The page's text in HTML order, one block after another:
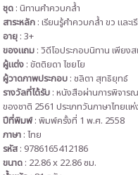
ชุด : นิทานคำควบกล้ำ
สาระหลัก : เรียนรู้คำควบกล้ำ ขว และ
อายุ : 3+
ของแถม : วิดีโอประกอบนิทาน เพียง
ผู้แต่ง : ขัตติยดา ไชยโย
ผู้วาดภาพประกอบ : ชลิตา สุทธิยุทธ์
รางวัลที่ได้รับ : หนังสือผ่านการพิจาร
ของชาติ 2561 ประเภทวันภาษาไทยแ
ปีที่พิมพ์: พิมพ์ครั้งที่ 1 พ.ศ. 2558
ภาษา : ไทย
รหัส : 9786165412186
ขนาด : 22.86 x 22.86 ซม.